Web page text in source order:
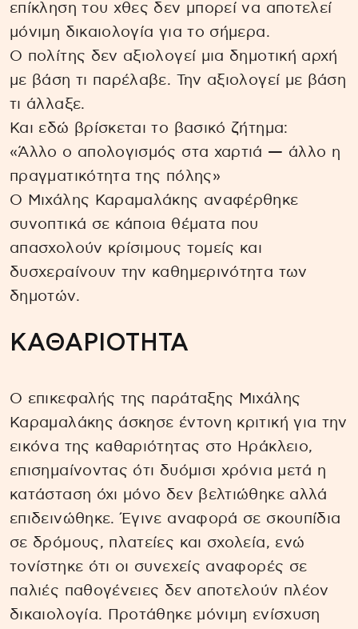
επίκληση του χθες δεν μπορεί να αποτελεί
μόνιμη δικαιολογία για το σήμερα.
Ο πολίτης δεν αξιολογεί μια δημοτική αρχή
με βάση τι παρέλαβε. Την αξιολογεί με βάση
τι άλλαξε.
Και εδώ βρίσκεται το βασικό ζήτημα:
«Άλλο ο απολογισμός στα χαρτιά — άλλο η
πραγματικότητα της πόλης»
Ο Μιχάλης Καραμαλάκης αναφέρθηκε
συνοπτικά σε κάποια θέματα που
απασχολούν κρίσιμους τομείς και
δυσχεραίνουν την καθημερινότητα των
δημοτών.
ΚΑΘΑΡΙΟΤΗΤΑ
Ο επικεφαλής της παράταξης Μιχάλης
Καραμαλάκης άσκησε έντονη κριτική για την
εικόνα της καθαριότητας στο Ηράκλειο,
επισημαίνοντας ότι δυόμισι χρόνια μετά η
κατάσταση όχι μόνο δεν βελτιώθηκε αλλά
επιδεινώθηκε. Έγινε αναφορά σε σκουπίδια
σε δρόμους, πλατείες και σχολεία, ενώ
τονίστηκε ότι οι συνεχείς αναφορές σε
παλιές παθογένειες δεν αποτελούν πλέον
δικαιολογία. Προτάθηκε μόνιμη ενίσχυση